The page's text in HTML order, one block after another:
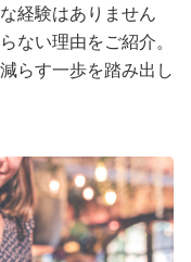
経験はありません
ない理由をご紹介。
らす一歩を踏み出し